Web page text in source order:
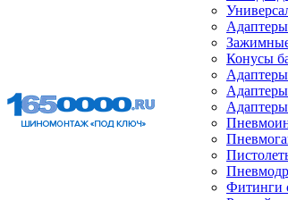
Конусы
Адаптеры
Адаптеры
Фитинги